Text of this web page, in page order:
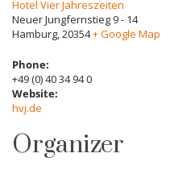
Hotel Vier Jahreszeiten
Neuer Jungfernstieg 9 - 14
Hamburg,20354+ Google Map
Phone:
+49 (0) 40 34 94 0
Website:
hvj.de
Organizer